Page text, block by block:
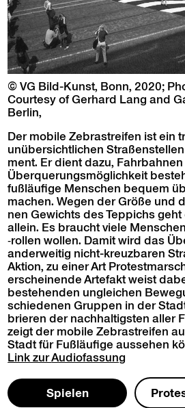
© VG Bild-Kun­st, Bonn, 2020;
Cour­tesy of Ger­hard Lang and
Berlin,
Der mobile Zebras­treifen ist ein
unüber­sichtlichen
ment. Er dient dazu,
Über­querungsmöglichkeit
fußläu­fige Men­schen bequem
machen. Wegen der Größe und
nen Gewichts des Tep­pichs
allein. Es braucht viele
‑rollen wollen. Damit wird das
ander­weit­ig nicht-kreuzbaren
Aktion, zu ein­er Art
erscheinende Arte­fakt weist
beste­hen­den ungle­ichen
schiede­nen Grup­pen in der
bri­eren der nach­haltig­sten aller
zeigt der mobile Zebras­treifen
Stadt für Fußläu­fige ausse­hen
Link zurAudio­fas­sung
Spie­len